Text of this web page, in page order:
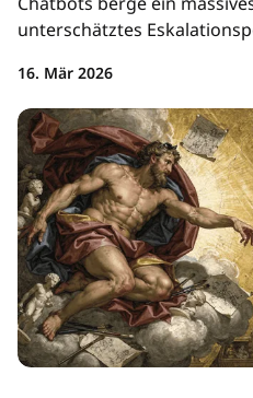
unterschätztes
16. Mär 2026